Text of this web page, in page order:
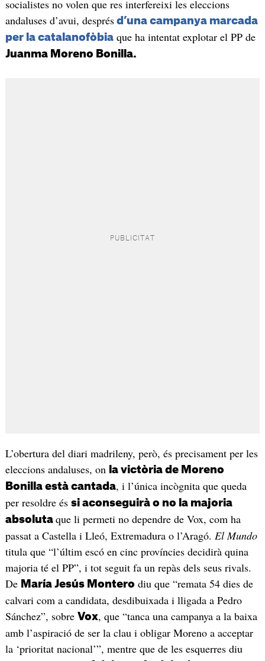
socialistes no volen que res interfereixi les eleccions
andaluses d’avui, després d’una campanya marcada
per la catalanofòbiaque ha intentat explotar el PP de
Juanma Moreno Bonilla.
L’obertura del diari madrileny, però, és precisament per les
eleccions andaluses, on la victòria de Moreno
Bonilla està cantada, i l’única incògnita que queda
per resoldre és si aconseguirà o no la majoria
absoluta que li permeti no dependre de Vox, com ha
passat a Castella i Lleó, Extremadura o l’Aragó. El Mundo
titula que “l’últim escó en cinc províncies decidirà quina
majoria té el PP”, i tot seguit fa un repàs dels seus rivals.
De María Jesús Montero diu que “remata 54 dies de
calvari com a candidata, desdibuixada i lligada a Pedro
Sánchez”, sobre Vox, que “tanca una campanya a la baixa
amb l’aspiració de ser la clau i obligar Moreno a acceptar
la ‘prioritat nacional’”, mentre que de les esquerres diu